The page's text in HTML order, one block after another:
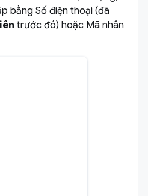
bằng Số điện thoại (đã
trước đó) hoặc Mã nhân